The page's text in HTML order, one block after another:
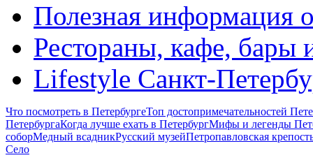
Полезная информация
Рестораны, кафе, бары
Lifestyle Санкт-
Что посмотреть в ПетербургеТоп достопримечательностей
ПетербургаКогда лучше ехать в ПетербургМифы и легенды
соборМедный всадникРусский музейПетропавловская
Село